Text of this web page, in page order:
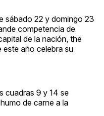
sábado 22 y domingo 23
competencia de
de la nación, the
año celebra su
cuadras 9 y 14 se
de carne a la